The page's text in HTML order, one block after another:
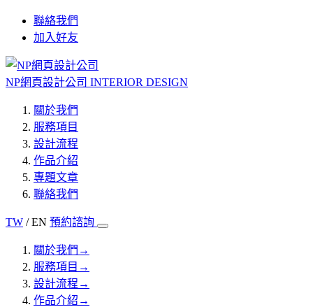
聯絡我們
加入好友
NP網頁設計公司 INTERIOR DESIGN
關於我們
服務項目
設計流程
作品介紹
專題文章
聯絡我們
TW / EN 預約諮詢
關於我們 →
服務項目 →
設計流程 →
作品介紹 →